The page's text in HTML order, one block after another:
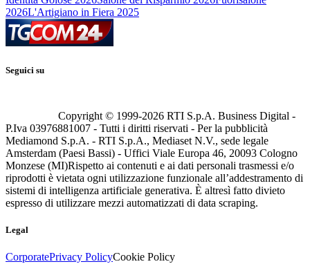
2026L'Artigiano in Fiera 2025
Seguici su
Copyright © 1999-2026 RTI S.p.A. Business Digital -
P.Iva 03976881007 - Tutti i diritti riservati - Per la pubblicità
Mediamond S.p.A. - RTI S.p.A., Mediaset N.V., sede legale
Amsterdam (Paesi Bassi) - Uffici Viale Europa 46, 20093 Cologno
Monzese (MI)Rispetto ai contenuti e ai dati personali trasmessi e/o
riprodotti è vietata ogni utilizzazione funzionale all’addestramento di
sistemi di intelligenza artificiale generativa. È altresì fatto divieto
espresso di utilizzare mezzi automatizzati di data scraping.
Legal
CorporatePrivacy PolicyCookie Policy